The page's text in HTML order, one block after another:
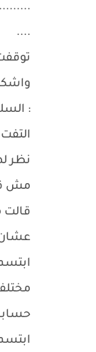
....
:
نظر
مش
قالت
عشان